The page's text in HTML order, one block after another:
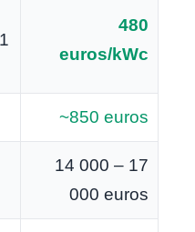
480
euros/kWc
~850 euros
14 000 – 17
000 euros